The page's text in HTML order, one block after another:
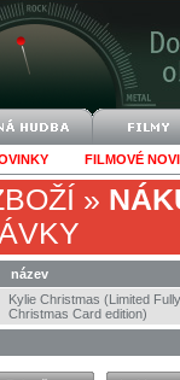
FILMOVÉ
»
název
Kylie Christmas (Limited
Christmas Card edition)